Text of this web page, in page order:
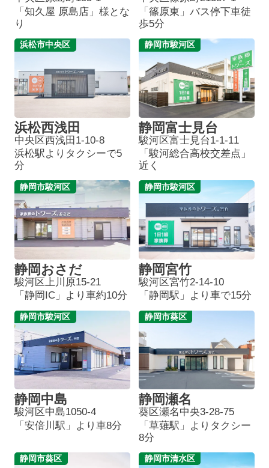
「知久屋 原島店」様とな
り
「篠原東」バス停下車徒
歩5分
浜松市中央区
浜松西浅田
中央区西浅田1-10-8
浜松駅よりタクシーで5
分
静岡市駿河区
静岡富士見台
駿河区富士見台1-1-11
「駿河総合高校交差点」
近く
静岡市駿河区
静岡おさだ
駿河区上川原15-21
「静岡IC」より車約10分
静岡市駿河区
静岡宮竹
駿河区宮竹2-14-10
「静岡駅」より車で15分
静岡市駿河区
静岡中島
駿河区中島1050-4
「安倍川駅」より車8分
静岡市葵区
静岡瀬名
葵区瀬名中央3-28-75
「草薙駅」よりタクシー
8分
静岡市葵区 静岡市清水区